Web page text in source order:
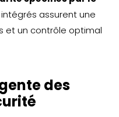
assurent une
et un contrôle optimal
des